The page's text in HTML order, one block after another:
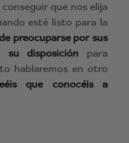
que nos elija
esté listo para la
preocuparse por sus
su disposición para
hablaremos en otro
que conocéis a